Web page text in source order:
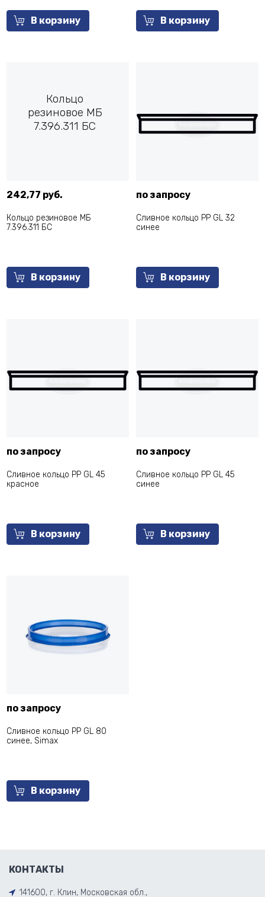
В корзину В корзину
Кольцо
резиновое МБ
7.396.311 БС
242,77 руб.
Кольцо резиновое МБ
7.396.311 БС
В корзину
по запросу
Сливное кольцо PP GL 32
синее
В корзину
по запросу
Сливное кольцо PP GL 45
красное
В корзину
по запросу
Сливное кольцо PP GL 45
синее
В корзину
по запросу
Сливное кольцо PP GL 80
синее, Simax
В корзину
КОНТАКТЫ
141600, г. Клин, Московская обл.,